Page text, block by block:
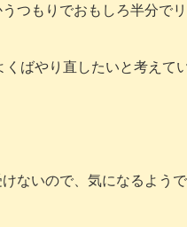
つもりでおもしろ半分で
ばやり直したいと考えて
ないので、気になるよう